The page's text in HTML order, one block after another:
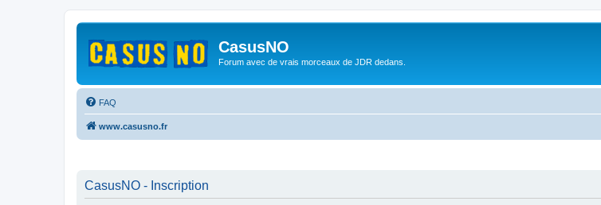
CasusNO
Forum avec de vrais morceaux de JDR dedans.
FAQ
www.casusno.fr
CasusNO - Inscription